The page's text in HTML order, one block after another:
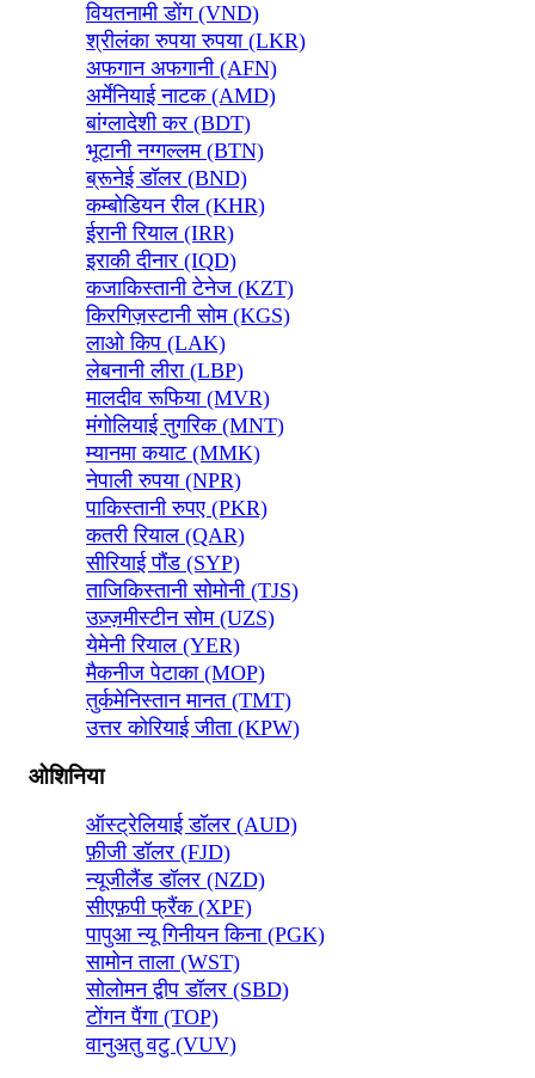
वियतनामी डोंग (VND)
श्रीलंका रुपया रुपया (LKR)
अफगान अफगानी (AFN)
अर्मेनियाई नाटक (AMD)
बांग्लादेशी कर (BDT)
भूटानी नग्गल्लम (BTN)
ब्रूनेई डॉलर (BND)
कम्बोडियन रील (KHR)
ईरानी रियाल (IRR)
इराकी दीनार (IQD)
कजाकिस्तानी टेनेज (KZT)
किरगिज़स्टानी सोम (KGS)
लाओ किप (LAK)
लेबनानी लीरा (LBP)
मालदीव रूफिया (MVR)
मंगोलियाई तुगरिक (MNT)
म्यानमा कयाट (MMK)
नेपाली रुपया (NPR)
पाकिस्तानी रुपए (PKR)
कतरी रियाल (QAR)
सीरियाई पौंड (SYP)
ताजिकिस्तानी सोमोनी (TJS)
उज़्ज़मीस्टीन सोम (UZS)
येमेनी रियाल (YER)
मैकनीज पेटाका (MOP)
तुर्कमेनिस्तान मानत (TMT)
उत्तर कोरियाई जीता (KPW)
ओशिनिया
ऑस्ट्रेलियाई डॉलर (AUD)
फ़ीजी डॉलर (FJD)
न्यूजीलैंड डॉलर (NZD)
सीएफ़पी फ्रैंक (XPF)
पापुआ न्यू गिनीयन किना (PGK)
सामोन ताला (WST)
सोलोमन द्वीप डॉलर (SBD)
टोंगन पैंगा (TOP)
वानुअतु वटु (VUV)